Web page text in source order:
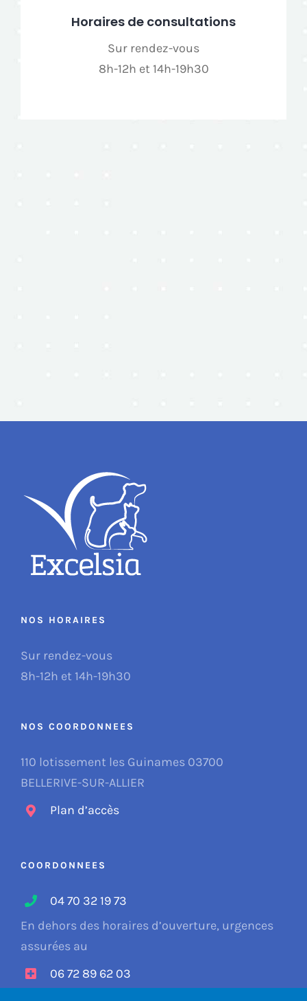
Horaires de consultations
Sur rendez-vous
8h-12h et 14h-19h30
NOS HORAIRES
Sur rendez-vous
8h-12h et 14h-19h30
NOS COORDONNEES
110 lotissement les Guinames 03700
BELLERIVE-SUR-ALLIER
Plan d’accès
COORDONNEES
04 70 32 19 73
En dehors des horaires d’ouverture, urgences
assurées au
06 72 89 62 03